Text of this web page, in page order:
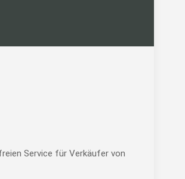
Service für Verkäufer von